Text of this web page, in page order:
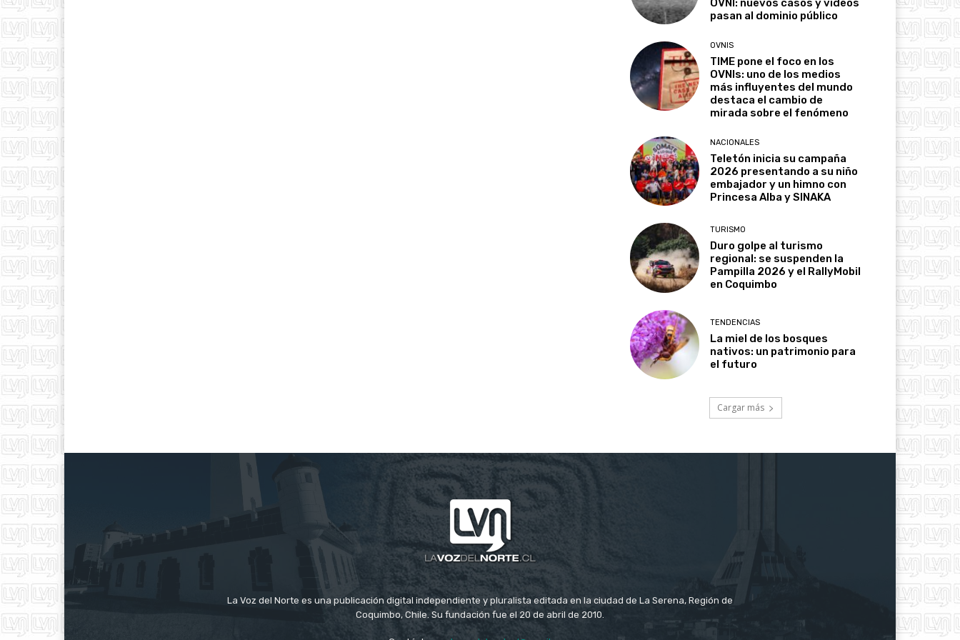
OVNI: nuevos casos y videos
pasan al dominio público
OVNIS
TIME pone el foco en los
OVNIs: uno de los medios
más influyentes del mundo
destaca el cambio de
mirada sobre el fenómeno
NACIONALES
Teletón inicia su campaña
2026 presentando a su niño
embajador y un himno con
Princesa Alba y SINAKA
TURISMO
Duro golpe al turismo
regional: se suspenden la
Pampilla 2026 y el RallyMobil
en Coquimbo
TENDENCIAS
La miel de los bosques
nativos: un patrimonio para
el futuro
Cargar más
La Voz del Norte es una publicación digital independiente y pluralista editada en la ciudad de La Serena, Región de
Coquimbo, Chile. Su fundación fue el 20 de abril de 2010.